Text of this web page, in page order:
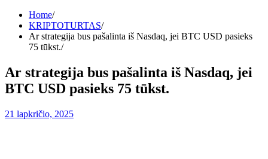
Home
KRIPTOTURTAS
Ar strategija bus pašalinta iš Nasdaq, jei BTC USD pasieks
75 tūkst.
Ar strategija bus pašalinta iš Nasdaq, jei
BTC USD pasieks 75 tūkst.
21 lapkričio, 2025